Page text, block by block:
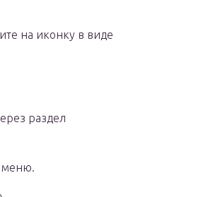
на иконку в виде
раздел
меню.